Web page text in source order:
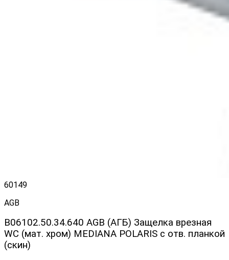
60149
AGB
B06102.50.34.640 AGB (АГБ) Защелка врезная
WC (мат. хром) MEDIANA POLARIS с отв. планкой
(скин)